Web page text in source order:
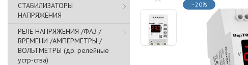
СТАБИЛИЗАТОРЫ
НАПРЯЖЕНИЯ
РЕЛЕ НАПРЯЖЕНИЯ /ФАЗ /
ВРЕМЕНИ /АМПЕРМЕТРЫ /
ВОЛЬТМЕТРЫ (др. релейные
устр-ства)
–20%